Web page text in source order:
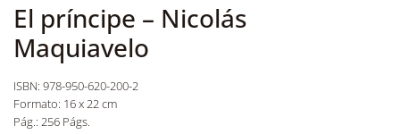
El príncipe – Nicolás
Maquiavelo
ISBN: 978-950-620-200-2
Formato: 16 x 22 cm
Pág.: 256 Págs.